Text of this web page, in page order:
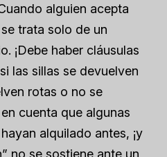
alguien acepta
trata solo de un
¡Debe haber cláusulas
las sillas se devuelven
rotas o no se
cuenta que algunas
alquilado antes, ¡y
no se sostiene ante un